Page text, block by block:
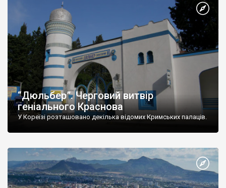
“Дюльбер”. Черговий витвір
геніального Краснова
У Кореїзі розташовано декілька відомих Кримських палаців.